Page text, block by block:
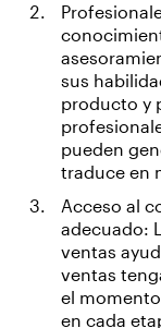
sus
producto y
pueden
traduce en
Acceso al
adecuado:
ventas
ventas
el
en cada